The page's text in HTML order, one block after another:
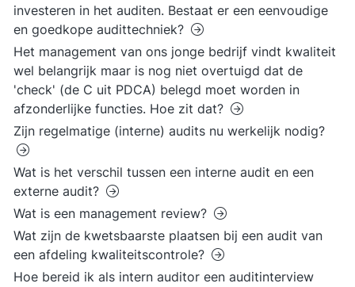
investeren in het auditen. Bestaat er een eenvoudige
en goedkope audittechniek?
Het management van ons jonge bedrijf vindt kwaliteit
wel belangrijk maar is nog niet overtuigd dat de
'check' (de C uit PDCA) belegd moet worden in
afzonderlijke functies. Hoe zit dat?
Zijn regelmatige (interne) audits nu werkelijk nodig?
Wat is het verschil tussen een interne audit en een
externe audit?
Wat is een management review?
Wat zijn de kwetsbaarste plaatsen bij een audit van
een afdeling kwaliteitscontrole?
Hoe bereid ik als intern auditor een auditinterview